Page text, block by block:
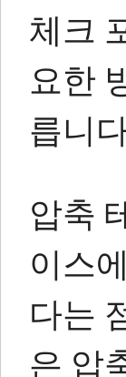
체크
요한
릅니
압축
이스
다는
은 압